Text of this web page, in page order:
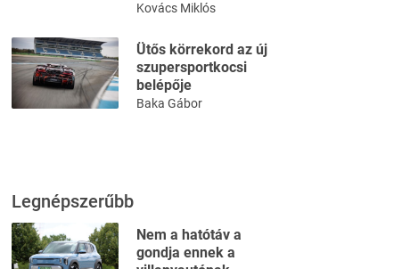
Kovács Miklós
Ütős körrekord az új
szupersportkocsi
belépője
Baka Gábor
Legnépszerűbb
Nem a hatótáv a
gondja ennek a